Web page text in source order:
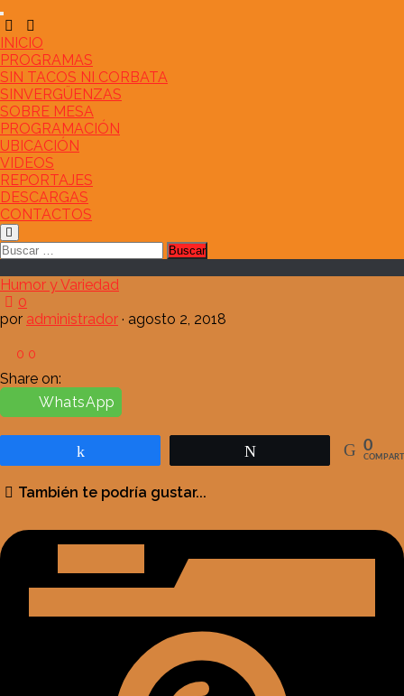
Saltar
al
contenido
INICIO
PROGRAMAS
SIN TACOS NI CORBATA
SINVERGÜENZAS
SOBRE MESA
PROGRAMACIÓN
UBICACIÓN
VIDEOS
REPORTAJES
DESCARGAS
CONTACTOS
Buscar:
Humor y Variedad
0
por administrador · agosto 2, 2018
0 0
Share on:
WhatsApp
0
También te podría gustar...